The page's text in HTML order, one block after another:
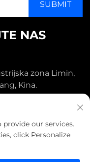
NAS
zona Limin,
Kina.
our services.
click Personalize